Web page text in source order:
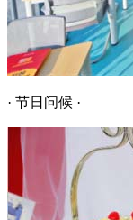
· 节日问候 ·